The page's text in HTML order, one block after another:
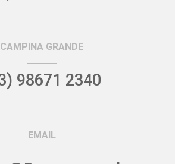
CAMPINA GRANDE
98671 2340
EMAIL